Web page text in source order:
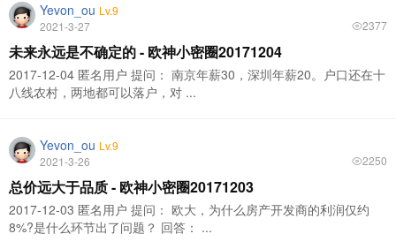
Yevon_ou Lv.9
2021-3-27
2377
未来永远是不确定的 - 欧神小密圈20171204
2017-12-04 匿名用户 提问： 南京年薪30，深圳年薪20。户口还在十
八线农村，两地都可以落户，对 ...
Yevon_ou Lv.9
2021-3-26
2250
总价远大于品质 - 欧神小密圈20171203
2017-12-03 匿名用户 提问： 欧大，为什么房产开发商的利润仅约
8%?是什么环节出了问题？ 回答： ...